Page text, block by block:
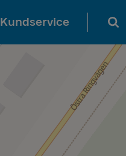
Kundservice